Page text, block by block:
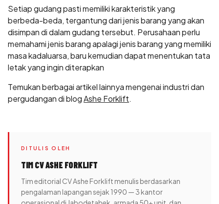
Setiap gudang pasti memiliki karakteristik yang
berbeda-beda, tergantung dari jenis barang yang akan
disimpan di dalam gudang tersebut. Perusahaan perlu
memahami jenis barang apalagi jenis barang yang memiliki
masa kadaluarsa, baru kemudian dapat menentukan tata
letak yang ingin diterapkan
Temukan berbagai artikel lainnya mengenai industri dan
pergudangan di blogAshe Forklift.
DITULIS OLEH
TIM CV ASHE FORKLIFT
Tim editorial CV Ashe Forklift menulis berdasarkan
pengalaman lapangan sejak 1990 — 3 kantor